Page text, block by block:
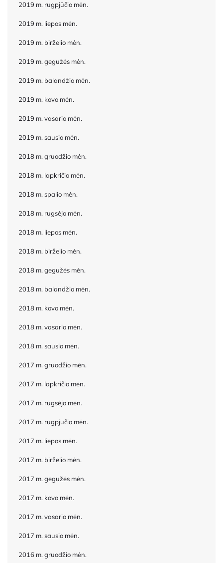
2019 m. rugpjūčio mėn.
2019 m. liepos mėn.
2019 m. birželio mėn.
2019 m. gegužės mėn.
2019 m. balandžio mėn.
2019 m. kovo mėn.
2019 m. vasario mėn.
2019 m. sausio mėn.
2018 m. gruodžio mėn.
2018 m. lapkričio mėn.
2018 m. spalio mėn.
2018 m. rugsėjo mėn.
2018 m. liepos mėn.
2018 m. birželio mėn.
2018 m. gegužės mėn.
2018 m. balandžio mėn.
2018 m. kovo mėn.
2018 m. vasario mėn.
2018 m. sausio mėn.
2017 m. gruodžio mėn.
2017 m. lapkričio mėn.
2017 m. rugsėjo mėn.
2017 m. rugpjūčio mėn.
2017 m. liepos mėn.
2017 m. birželio mėn.
2017 m. gegužės mėn.
2017 m. kovo mėn.
2017 m. vasario mėn.
2017 m. sausio mėn.
2016 m. gruodžio mėn.